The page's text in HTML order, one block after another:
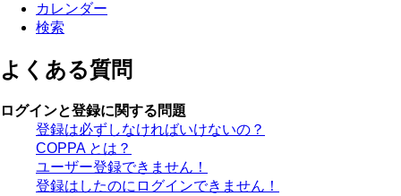
カレンダー
検索
よくある質問
ログインと登録に関する問題
登録は必ずしなければいけないの？
COPPA とは？
ユーザー登録できません！
登録はしたのにログインできません！